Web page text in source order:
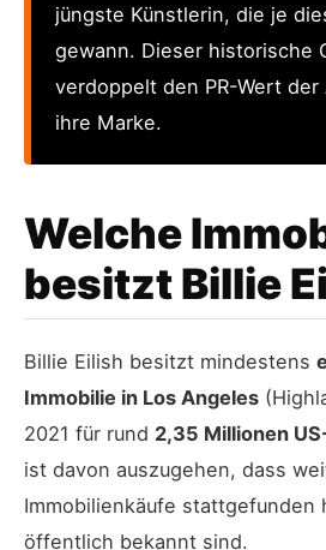
jüngste Künstlerin, die je
gewann. Dieser historische
verdoppelt den PR-Wert
ihre Marke.
Welche
besitzt Billie
Billie Eilish besitzt mindestens
Immobilie in Los Angeles
2021 für rund 2,35 Millionen
ist davon auszugehen, dass
Immobilienkäufe stattgefunden
öffentlich bekannt sind.